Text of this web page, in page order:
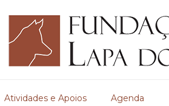
Atividades e Apoios Agenda